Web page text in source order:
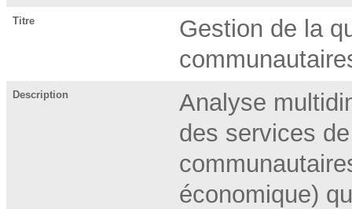
Titre
Gestion de la
Description
Analyse
des services
économique)